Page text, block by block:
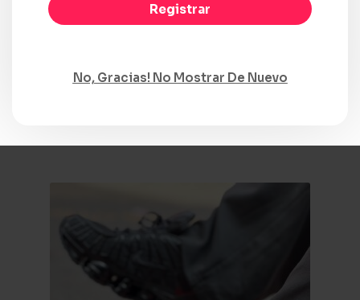
Nike Shox Black Red
Seleccionar opciones
Registrar
No, Gracias! No Mostrar De Nuevo